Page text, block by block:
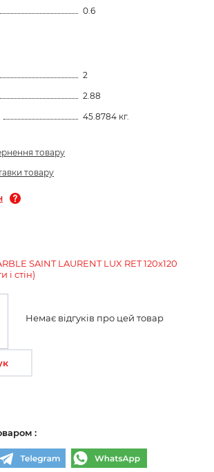
0.6
2
2.88
45.8784 кг.
товару
товару
SAINT LAURENT LUX RET 120х120
і стін)
Немає відгуків про цей товар
: